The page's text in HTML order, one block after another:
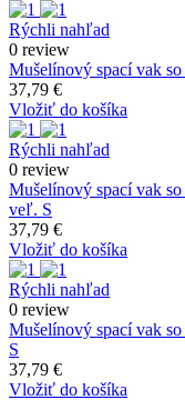
Rýchli nahľad
0 review
Mušelínový spací vak
37,79 €
Vložiť do košíka
Rýchli nahľad
0 review
Mušelínový spací vak
veľ. S
37,79 €
Vložiť do košíka
Rýchli nahľad
0 review
Mušelínový spací vak
S
37,79 €
Vložiť do košíka